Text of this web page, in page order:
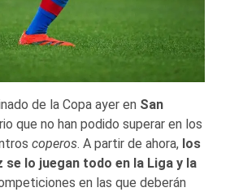
de la Copa ayer en San
que no han podido superar en los
coperos. A partir de ahora, los
se lo juegan todo en la Liga y la
en las que deberán